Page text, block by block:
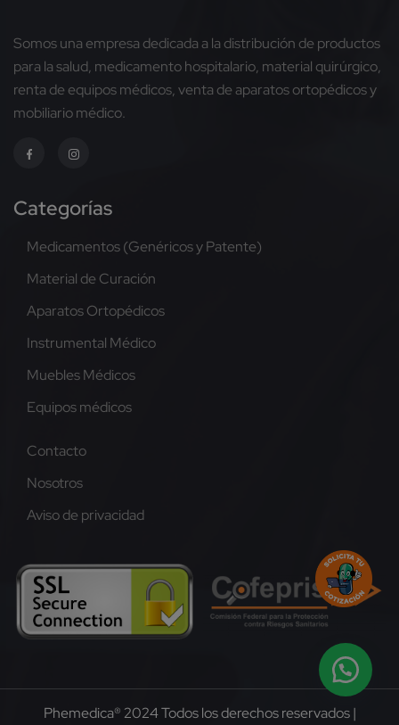
Somos una empresa dedicada a la distribución de productos
para la salud, medicamento hospitalario, material quirúrgico,
renta de equipos médicos, venta de aparatos ortopédicos y
mobiliario médico.
Categorías
Medicamentos (Genéricos y Patente)
Material de Curación
Aparatos Ortopédicos
Instrumental Médico
Muebles Médicos
Equipos médicos
Contacto
Nosotros
Aviso de privacidad
Phemedica® 2024 Todos los derechos reservados |